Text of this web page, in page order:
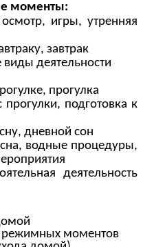
моменты:
игры, утренняя
завтрак
виды деятельности
прогулка
подготовка к
дневной сон
водные процедуры,
деятельность
режимных моментов